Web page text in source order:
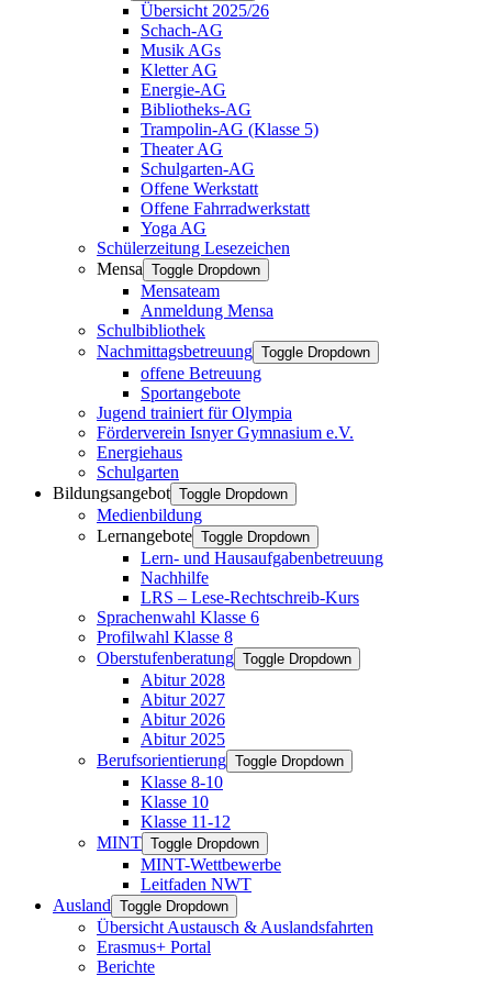
Übersicht 2025/26
Schach-AG
Musik AGs
Kletter AG
Energie-AG
Bibliotheks-AG
Trampolin-AG (Klasse 5)
Theater AG
Schulgarten-AG
Offene Werkstatt
Offene Fahrradwerkstatt
Yoga AG
Schülerzeitung Lesezeichen
Mensa Toggle Dropdown
Mensateam
Anmeldung Mensa
Schulbibliothek
Nachmittagsbetreuung Toggle Dropdown
offene Betreuung
Sportangebote
Jugend trainiert für Olympia
Förderverein Isnyer Gymnasium e.V.
Energiehaus
Schulgarten
Bildungsangebot Toggle Dropdown
Medienbildung
Lernangebote Toggle Dropdown
Lern- und Hausaufgabenbetreuung
Nachhilfe
LRS – Lese-Rechtschreib-Kurs
Sprachenwahl Klasse 6
Profilwahl Klasse 8
Oberstufenberatung Toggle Dropdown
Abitur 2028
Abitur 2027
Abitur 2026
Abitur 2025
Berufsorientierung Toggle Dropdown
Klasse 8-10
Klasse 10
Klasse 11-12
MINT Toggle Dropdown
MINT-Wettbewerbe
Leitfaden NWT
Ausland Toggle Dropdown
Übersicht Austausch & Auslandsfahrten
Erasmus+ Portal
Berichte